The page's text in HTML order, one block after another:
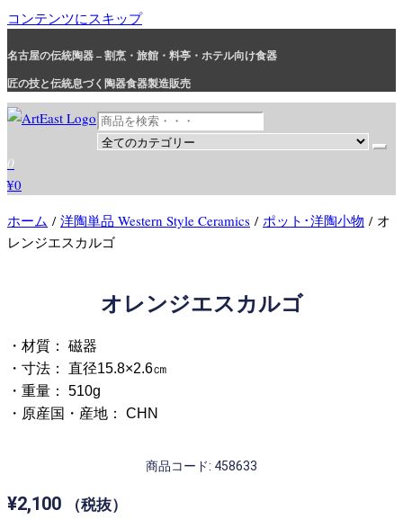
コンテンツにスキップ
名古屋の伝統陶器 – 割烹・旅館・料亭・ホテル向け食器
匠の技と伝統息づく陶器食器製造販売
和食器・洋食器通販｜割烹・旅館・料亭・ホテル等業務用卸販売
業務用から個人用まで、おしゃれでかわいい和食器・洋食器はま
とめ買いがお得です。
0
¥0
ホーム / 洋陶単品 Western Style Ceramics / ポット･洋陶小物 / オ
レンジエスカルゴ
オレンジエスカルゴ
・材質： 磁器
・寸法： 直径15.8×2.6㎝
・重量： 510g
・原産国・産地： CHN
商品コード: 458633
¥2,100 （税抜）